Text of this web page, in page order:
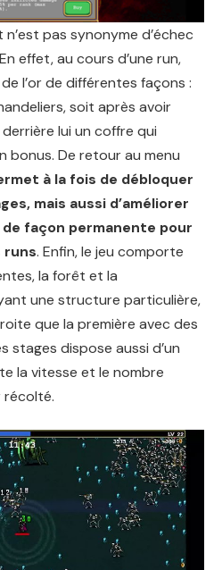
pas synonyme d’échec
effet, au cours d’une run,
l’or de différentes façons :
soit après avoir
lui un coffre qui
bonus. De retour au menu
à la fois de débloquer
mais aussi d’améliorer
façon permanente pour
runs. Enfin, le jeu comporte
la forêt et la
une structure particulière,
que la première avec des
stages dispose aussi d’un
la vitesse et le nombre
récolté.